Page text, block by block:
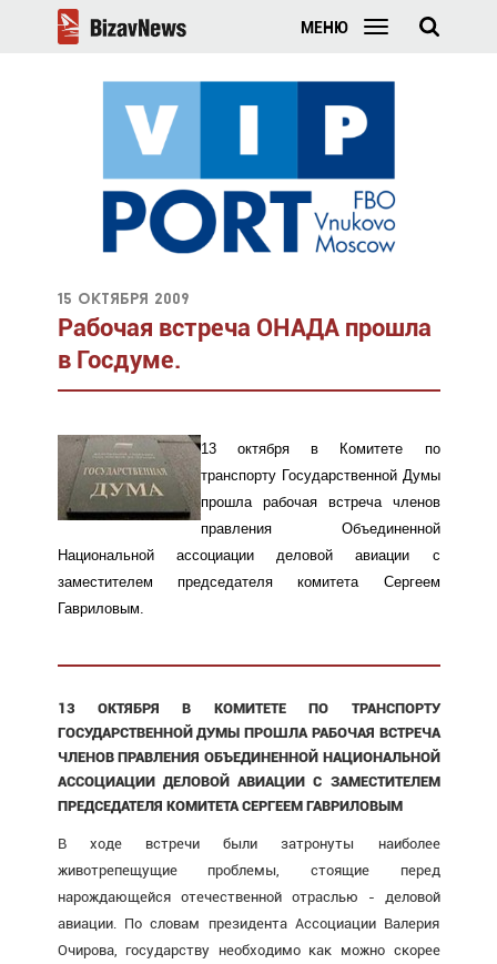
МЕНЮ
15 октября 2009
Рабочая встреча ОНАДА прошла
в Госдуме.
13 октября в Комитете по
транспорту Государственной Думы
прошла рабочая встреча членов
правления Объединенной
Национальной ассоциации деловой авиации с
заместителем председателя комитета Сергеем
Гавриловым.
13 ОКТЯБРЯ В КОМИТЕТЕ ПО ТРАНСПОРТУ
ГОСУДАРСТВЕННОЙ ДУМЫ ПРОШЛА РАБОЧАЯ ВСТРЕЧА
ЧЛЕНОВ ПРАВЛЕНИЯ ОБЪЕДИНЕННОЙ НАЦИОНАЛЬНОЙ
АССОЦИАЦИИ ДЕЛОВОЙ АВИАЦИИ С ЗАМЕСТИТЕЛЕМ
ПРЕДСЕДАТЕЛЯ КОМИТЕТА СЕРГЕЕМ ГАВРИЛОВЫМ
В ходе встречи были затронуты наиболее
животрепещущие проблемы, стоящие перед
нарождающейся отечественной отраслью - деловой
авиации. По словам президента Ассоциации Валерия
Очирова, государству необходимо как можно скорее